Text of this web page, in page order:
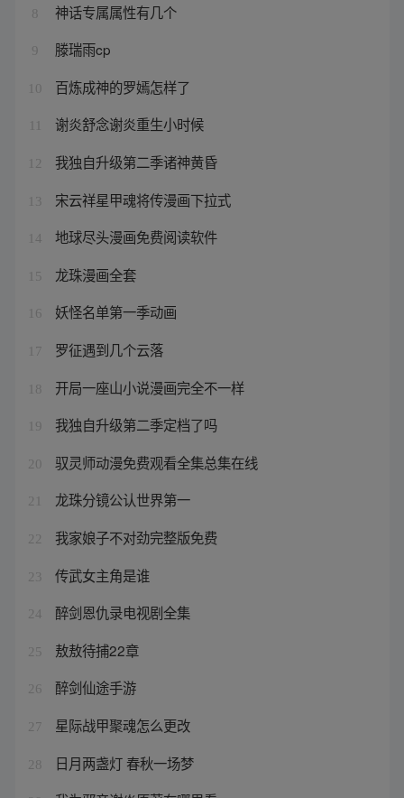
8 神话专属属性有几个
9 滕瑞雨cp
10 百炼成神的罗嫣怎样了
谢炎舒念谢炎重生小时候
12 我独自升级第二季诸神黄昏
13 宋云祥星甲魂将传漫画下拉式
14 地球尽头漫画免费阅读软件
15 龙珠漫画全套
16 妖怪名单第一季动画
17 罗征遇到几个云落
18 开局一座山小说漫画完全不一样
19 我独自升级第二季定档了吗
20 驭灵师动漫免费观看全集总集在线
21 龙珠分镜公认世界第一
22 我家娘子不对劲完整版免费
23 传武女主角是谁
24 醉剑恩仇录电视剧全集
25 敖敖待捕22章
26 醉剑仙途手游
27 星际战甲聚魂怎么更改
28 日月两盏灯 春秋一场梦